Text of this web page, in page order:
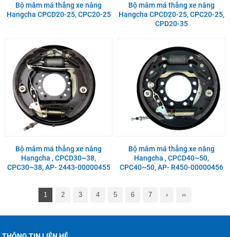
Bộ mâm má thắng xe nâng
Hangcha CPCD20-25, CPC20-25
Bộ mâm má thắng xe nâng
Hangcha CPCD20-25, CPC20-25,
CPD20-35
Bộ mâm má thắng xe nâng
Hangcha , CPCD30~38,
CPC30~38, AP- 2443-00000455
Bộ mâm má thắng xe nâng
Hangcha , CPCD40~50,
CPC40~50, AP- R450-00000456
1 2 3 4 5 6 7 › ››